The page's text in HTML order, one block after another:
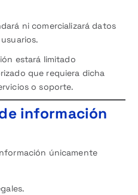
ni comercializará datos
estará limitado
que requiera dicha
o soporte.
información
únicamente